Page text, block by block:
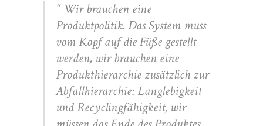
“ Wir brauchen eine
Produktpolitik. Das System muss
vom Kopf auf die Füße gestellt
werden, wir brauchen eine
Produkthierarchie zusätzlich zur
Abfallhierarchie: Langlebigkeit
und Recyclingfähigkeit, wir